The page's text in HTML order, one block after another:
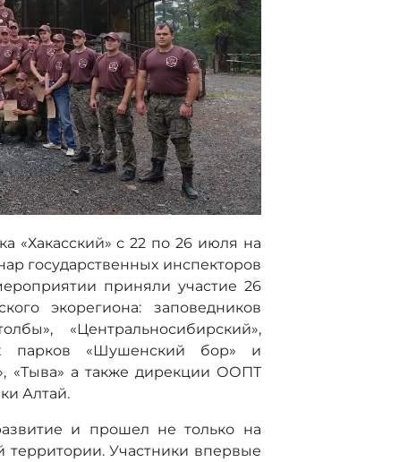
«Хакасский» с 22 по 26 июля на
государственных инспекторов
приняли участие 26
экорегиона: заповедников
«Центральносибирский»,
парков «Шушенский бор» и
«Тыва» а также дирекции ООПТ
Алтай.
и прошел не только на
территории. Участники впервые